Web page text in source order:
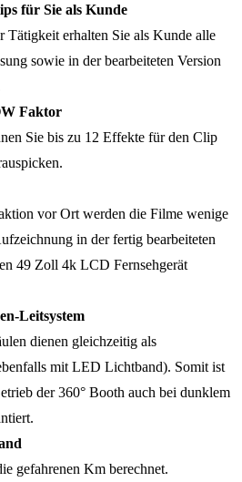
für Sie als Kunde
Tätigkeit erhalten Sie als Kunde alle
sowie in der bearbeiteten Version
Faktor
Sie bis zu 12 Effekte für den Clip
vor Ort werden die Filme wenige
in der fertig bearbeiteten
49 Zoll 4k LCD Fernsehgerät
Leitsystem
dienen gleichzeitig als
mit LED Lichtband). Somit ist
der 360° Booth auch bei dunklem
gefahrenen Km berechnet.